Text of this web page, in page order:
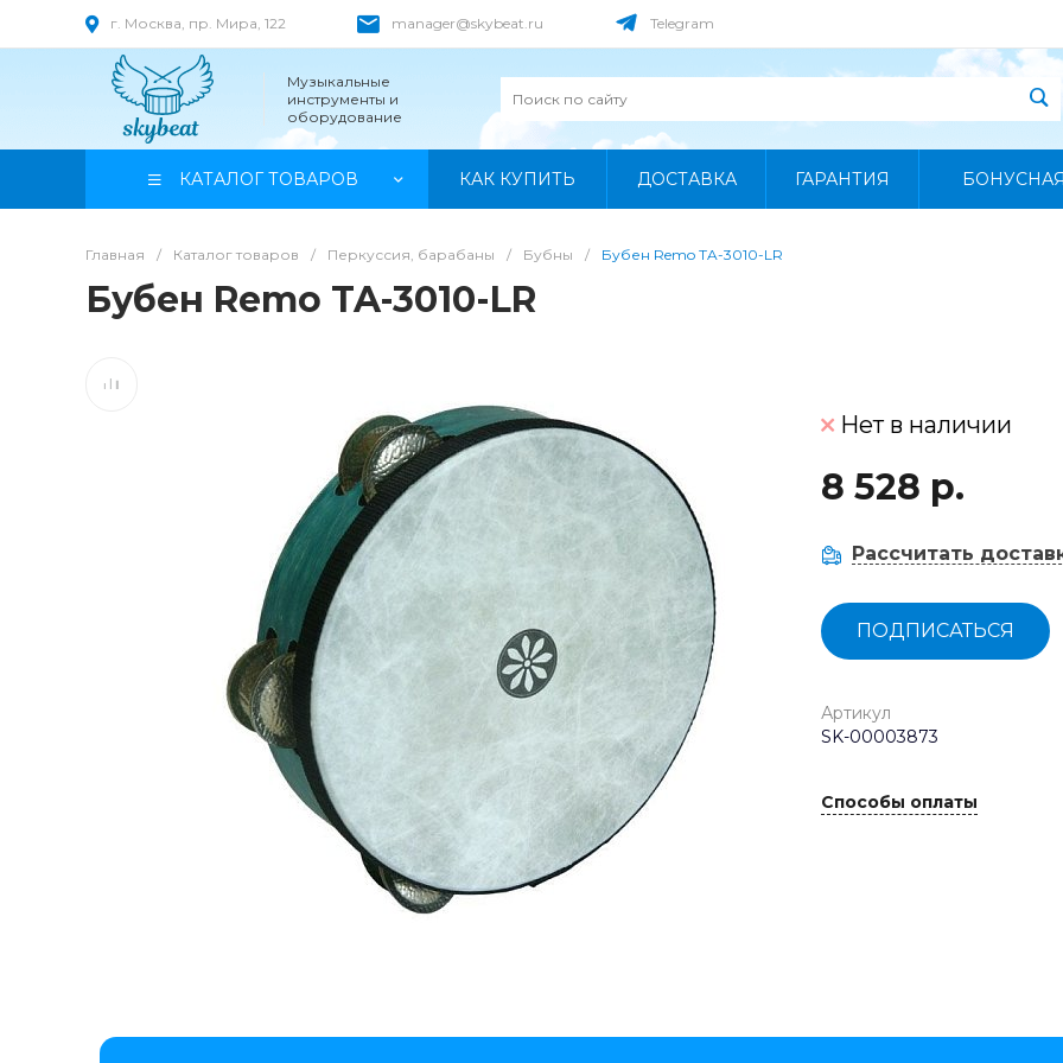
г. Москва, пр. Мира, 122 manager@skybeat.ru Telegram
Музыкальные
инструменты и
оборудование
КАТАЛОГ ТОВАРОВ КАК КУПИТЬ ДОСТАВКА ГАРАНТИЯ
Главная / Каталог товаров / Перкуссия, барабаны / Бубны / Бубен Remo TA-3010-LR
Бубен Remo TA-3010-LR
Нет в наличии
8 528 р.
Рассчитать
ПОДПИСАТЬСЯ
Артикул
SK-00003873
Способы оплаты